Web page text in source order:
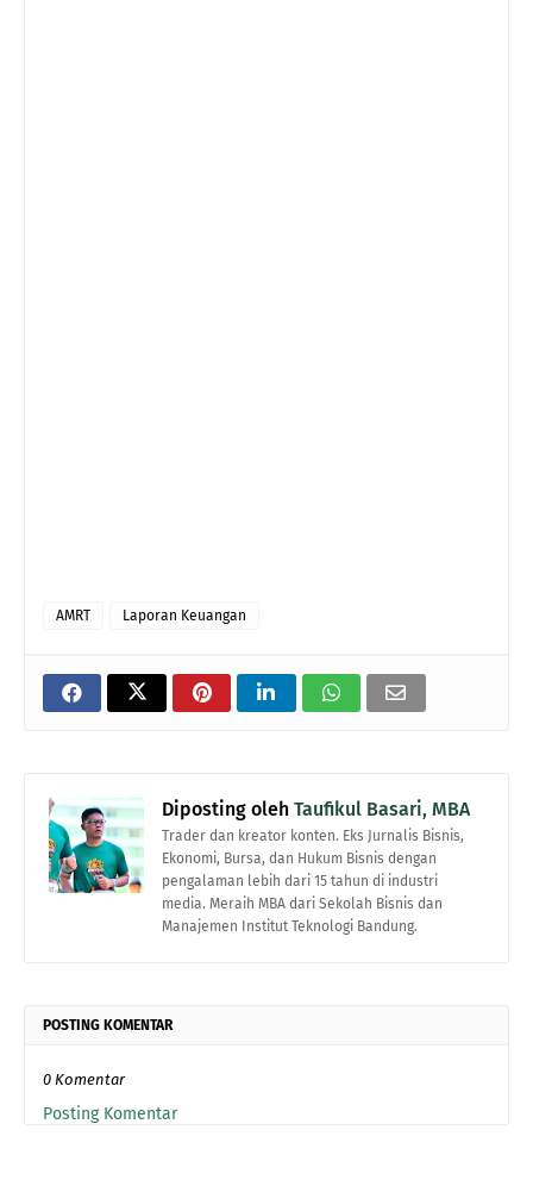
AMRT Laporan Keuangan
Diposting oleh Taufikul Basari, MBA
Trader dan kreator konten. Eks Jurnalis Bisnis,
Ekonomi, Bursa, dan Hukum Bisnis dengan
pengalaman lebih dari 15 tahun di industri
media. Meraih MBA dari Sekolah Bisnis dan
Manajemen Institut Teknologi Bandung.
POSTING KOMENTAR
0 Komentar
Posting Komentar